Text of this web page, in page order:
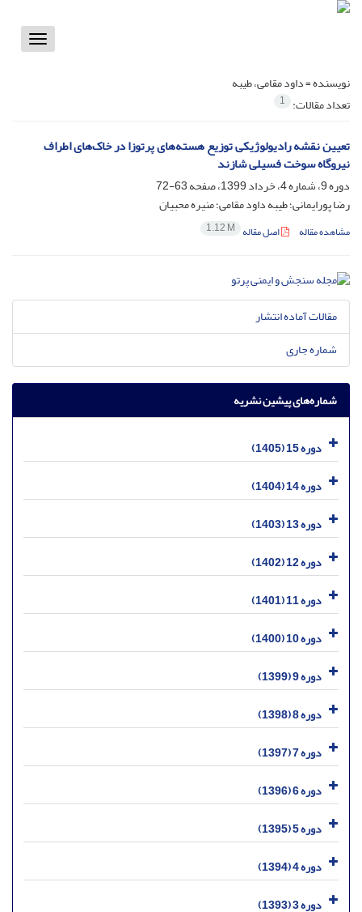
Toggle
نویسنده =داود مقامی، طیبه
تعداد مقالات: 1
تعیین نقشه رادیولوژیکی توزیع هسته‌های پرتوزا در خاک‌های اطراف
نیروگاه سوخت ‌فسیلی شازند
دوره 9، شماره 4، خرداد 1399، صفحه
63-72
رضا پورایمانی؛ طیبه داود مقامی؛ منیره محبیان
مشاهده مقاله اصل مقاله 1.12 M
مقالات آماده انتشار
شماره جاری
شماره‌های پیشین نشریه
دوره 15 (1405)
دوره 14 (1404)
دوره 13 (1403)
دوره 12 (1402)
دوره 11 (1401)
دوره 10 (1400)
دوره 9 (1399)
دوره 8 (1398)
دوره 7 (1397)
دوره 6 (1396)
دوره 5 (1395)
دوره 4 (1394)
دوره 3 (1393)